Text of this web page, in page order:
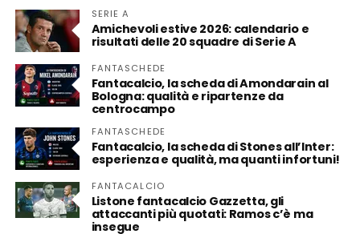
SERIE A
Amichevoli estive 2026: calendario e
risultati delle 20 squadre di Serie A
FANTASCHEDE
Fantacalcio, la scheda di Amondarain al
Bologna: qualità e ripartenze da
centrocampo
FANTASCHEDE
Fantacalcio, la scheda di Stones all’Inter:
esperienza e qualità, ma quanti infortuni!
FANTACALCIO
Listone fantacalcio Gazzetta, gli
attaccanti più quotati: Ramos c’è ma
insegue